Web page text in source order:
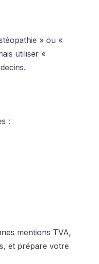
» ou «
utiliser «
:
mentions TVA,
et prépare votre